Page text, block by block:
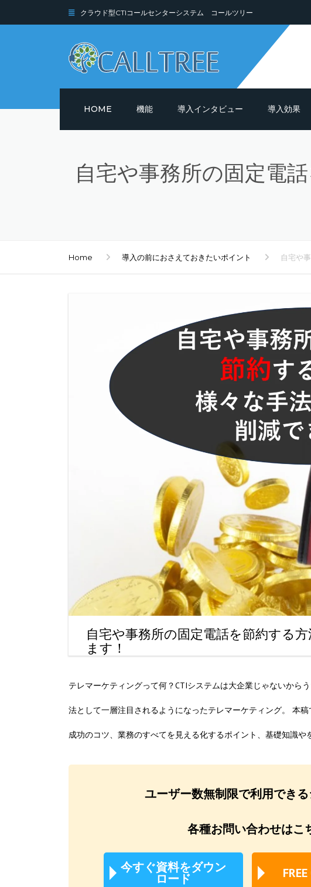
クラウド型CTIコールセンターシステム コールツリー
HOME 機能
セキュリティ
導入インタビュー 導入効果
導入効果シ
導入の前に
自宅や事務所の固定電
Home 導入の前におさえておきたいポイント 自宅や
自宅や事務所の固定電話を節約する
ます！
テレマーケティングって何？CTIシステムは大企業じゃないから
法として一層注目されるようになったテレマーケティング。 本
成功のコツ、業務のすべてを見える化するポイント、基礎知識や
ユーザー数無制限で利用できる
各種お問い合わせはこ
今すぐ資料をダウン
ロード